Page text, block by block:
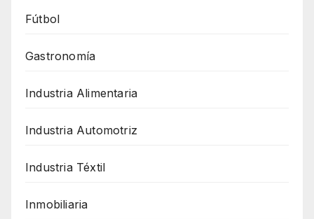
Fútbol
Gastronomía
Industria Alimentaria
Industria Automotriz
Industria Téxtil
Inmobiliaria